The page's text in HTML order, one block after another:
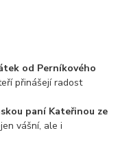
od Perníkového
přinášejí radost
paní Kateřinou ze
vášní, ale i